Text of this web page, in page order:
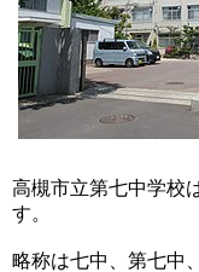
高槻市立第七中学校
す。
略称は七中、第七中